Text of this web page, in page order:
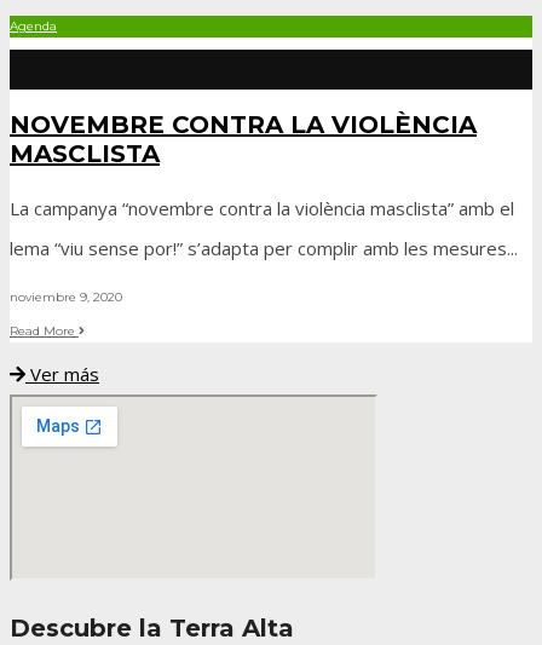
Agenda
NOVEMBRE CONTRA LA VIOLÈNCIA
MASCLISTA
La campanya “novembre contra la violència masclista” amb el
lema “viu sense por!” s’adapta per complir amb les mesures...
noviembre 9, 2020
Read More
Ver más
Descubre la Terra Alta